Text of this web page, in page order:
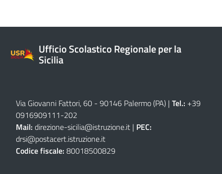
Ufficio Scolastico Regionale per la
Sicilia
Via Giovanni Fattori, 60 - 90146 Palermo (PA) | Tel.: +39
0916909111-202
Mail: direzione-sicilia@istruzione.it | PEC:
drsi@postacert.istruzione.it
Codice fiscale: 80018500829